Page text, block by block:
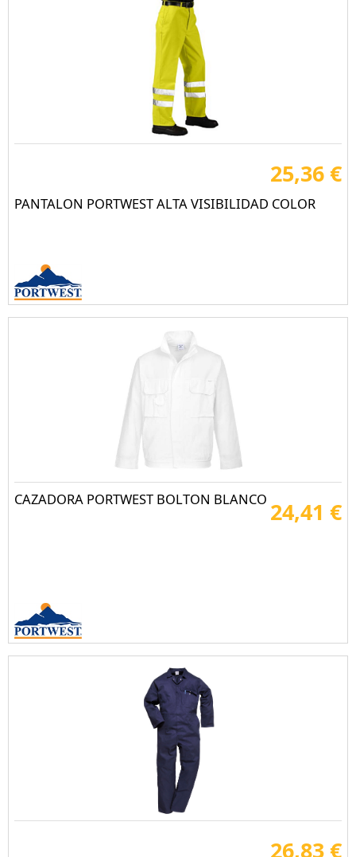
25,36 €
PANTALON PORTWEST ALTA VISIBILIDAD COLOR
24,41 €
CAZADORA PORTWEST BOLTON BLANCO
26,83 €